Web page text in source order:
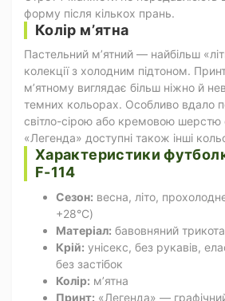
форму після кількох прань.
Колір мʼятна
Пастельний мʼятний — найбільш
колекції з холодним підтоном.
мʼятному виглядає більш ніжно й
темних кольорах. Особливо вдало
світло-сірою або кремовою шерстю
«Легенда» доступні також інші
Характеристики
F-114
Сезон: весна, літо,
+28°C)
Матеріал: бавовняний
Крій: унісекс, без рукавів,
без застібок
Колір: мʼятна
Принт: «Легенда» —